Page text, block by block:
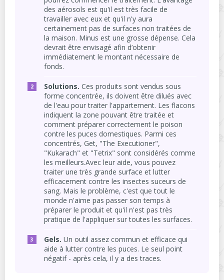
des aérosols est qu'il est très facile de
travailler avec eux et qu'il n'y aura
certainement pas de surfaces non traitées de
la maison. Minus est une grosse dépense. Cela
devrait être envisagé afin d’obtenir
immédiatement le montant nécessaire de
fonds.
Solutions. Ces produits sont vendus sous
forme concentrée, ils doivent être dilués avec
de l'eau pour traiter l'appartement. Les flacons
indiquent la zone pouvant être traitée et
comment préparer correctement le poison
contre les puces domestiques. Parmi ces
concentrés, Get, "The Executioner",
"Kukarach" et "Tetrix" sont considérés comme
les meilleurs.Avec leur aide, vous pouvez
traiter une très grande surface et lutter
efficacement contre les insectes suceurs de
sang. Mais le problème, c'est que tout le
monde n'aime pas passer son temps à
préparer le produit et qu'il n'est pas très
pratique de l'appliquer sur toutes les surfaces.
Gels. Un outil assez commun et efficace qui
aide à lutter contre les puces. Le seul point
négatif - après cela, il y a des traces.